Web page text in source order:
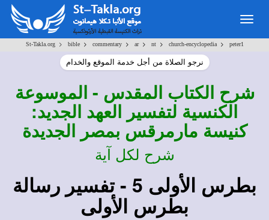
St-Takla.org> bible> commentary> ar> nt> church-encyclopedia> peter1
نرجو الصلاة من أجل خدمة الموقع والخدام
شرح الكتاب المقدس - الموسوعة
الكنسية لتفسير العهد الجديد:
كنيسة مارمرقس بمصر الجديدة
شرح لكل آية
بطرس الأولى 5 - تفسير رسالة
بطرس الأولى